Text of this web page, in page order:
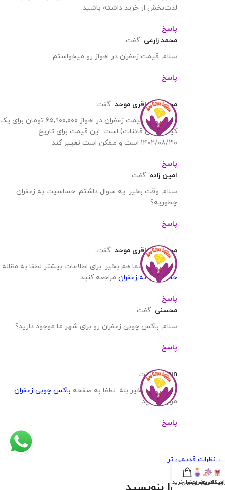
لذت‌بخش از خرید داشته باشید.
پاسخ
محمد زارعی گفت:
سلام. قیمت زعفران در اهواز رو میخواستم.
پاسخ
محمدرضا باقری موحد گفت:
وقت بخیر. قیمت زعفران در اهواز ۶۵,۹۰۰,۰۰۰ تومان برای یک
کیلو (نگین قائنات) است. این قیمت برای تاریخ
۱۴۰۲/۰۸/۳۰ است و ممکن است تغییر کند.
پاسخ
امین زاده گفت:
سلام. وقت بخیر. یه سوال داشتم. حساسیت به زعفران
چطوریه؟
پاسخ
محمدرضا باقری موحد گفت:
سلام وقت شما هم بخیر. برای اطلاعات بیشتر لطفا به مقاله
حساسیت به زعفران مراجعه کنید.
پاسخ
محسنی گفت:
سلام. باکس چوبی زعفران رو برای شهر ما موجود دارید؟
پاسخ
Admin
گفت:
سلام وقت بخیر بله. لطفا به صفحه باکس چوبی زعفران
مراجعه کنید.
پاسخ
← نظرات قدیمی تر
کادویی
قیمت زعفران
ظروف زعفران
سبد خرید